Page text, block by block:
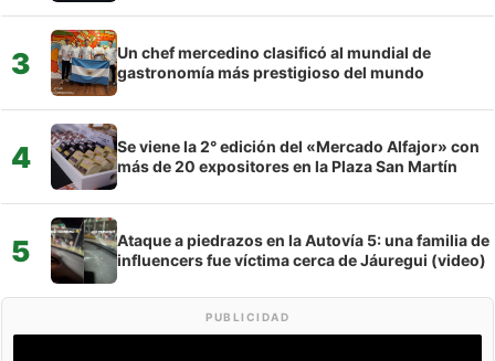
3
Un chef mercedino clasificó al mundial de
gastronomía más prestigioso del mundo
4
Se viene la 2° edición del «Mercado Alfajor» con
más de 20 expositores en la Plaza San Martín
5
Ataque a piedrazos en la Autovía 5: una familia de
influencers fue víctima cerca de Jáuregui (video)
PUBLICIDAD